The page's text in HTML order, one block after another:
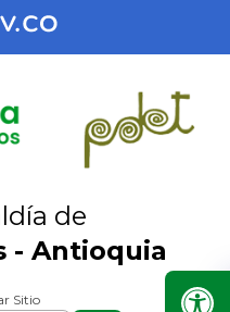
de
- Antioquia
Sitio